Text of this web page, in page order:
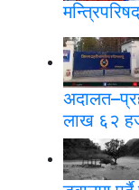
लाख ६२